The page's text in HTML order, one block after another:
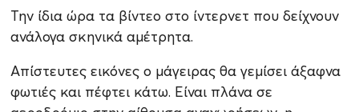
Την ίδια ώρα τα βίντεο στο ίντερνετ που δείχνουν
ανάλογα σκηνικά αμέτρητα.
Απίστευτες εικόνες ο μάγειρας θα γεμίσει άξαφνα
φωτιές και πέφτει κάτω. Είναι πλάνα σε